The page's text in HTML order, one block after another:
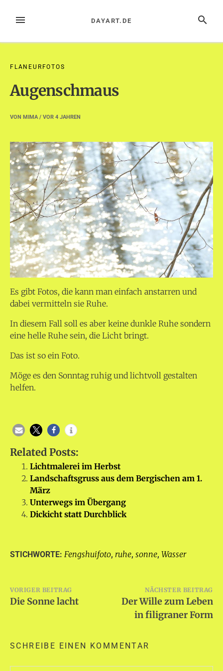
InhaltMENÜ SUCHE
DAYART.DE
FLANEURFOTOS
Augenschmaus
VON MIMA/ VOR 4 JAHREN
Es gibt Fotos, die kann man einfach anstarren und
dabei vermitteln sie Ruhe.
In diesem Fall soll es aber keine dunkle Ruhe sondern
eine helle Ruhe sein, die Licht bringt.
Das ist so ein Foto.
Möge es den Sonntag ruhig und lichtvoll gestalten
helfen.
Related Posts:
Lichtmalerei im Herbst
Landschaftsgruss aus dem Bergischen am 1.
März
Unterwegs im Übergang
Dickicht statt Durchblick
STICHWORTE: Fengshuifoto, ruhe, sonne, Wasser
Beitragsnavigation
VORIGER BEITRAG
Die Sonne lacht
NÄCHSTER BEITRAG
Der Wille zum Leben
in filigraner Form
SCHREIBE EINEN KOMMENTAR